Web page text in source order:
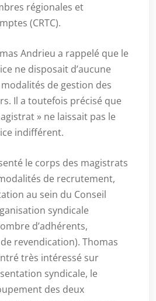
régionales et
(CRTC).
Andrieu a rappelé que le
ne disposait d’aucune
de gestion des
Il a toutefois précisé que
» ne laissait pas le
indifférent.
le corps des magistrats
de recrutement,
au sein du Conseil
syndicale
d’adhérents,
revendication). Thomas
très intéressé sur
syndicale, le
des deux